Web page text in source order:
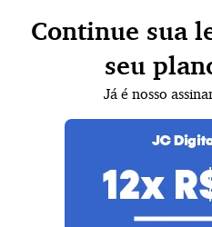
Continue sua
seu
Já é nosso